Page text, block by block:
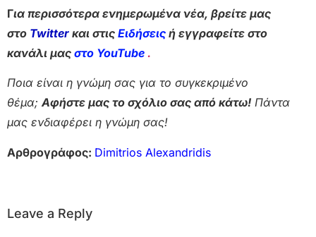
Για περισσότερα ενημερωμένα νέα, βρείτε μας
στο Twitter και στις Ειδήσεις ή εγγραφείτε στο
κανάλι μας στο YouTube .
Ποια είναι η γνώμη σας για το συγκεκριμένο
θέμα;Αφήστε μας το σχόλιο σας από κάτω! Πάντα
μας ενδιαφέρει η γνώμη σας!
Αρθρογράφος: Dimitrios Alexandridis
Leave a Reply